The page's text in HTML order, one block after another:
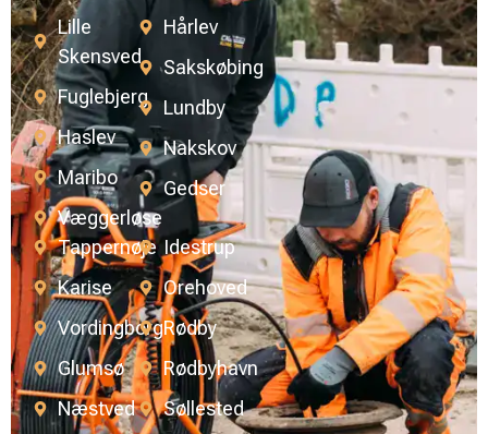
Lille
Skensved
Fuglebjerg
Haslev
Maribo
Væggerløse
Hårlev
Sakskøbing
Lundby
Nakskov
Gedser
Tappernøje
Karise
Vordingborg
Glumsø
Næstved
Idestrup
Orehoved
Rødby
Rødbyhavn
Søllested